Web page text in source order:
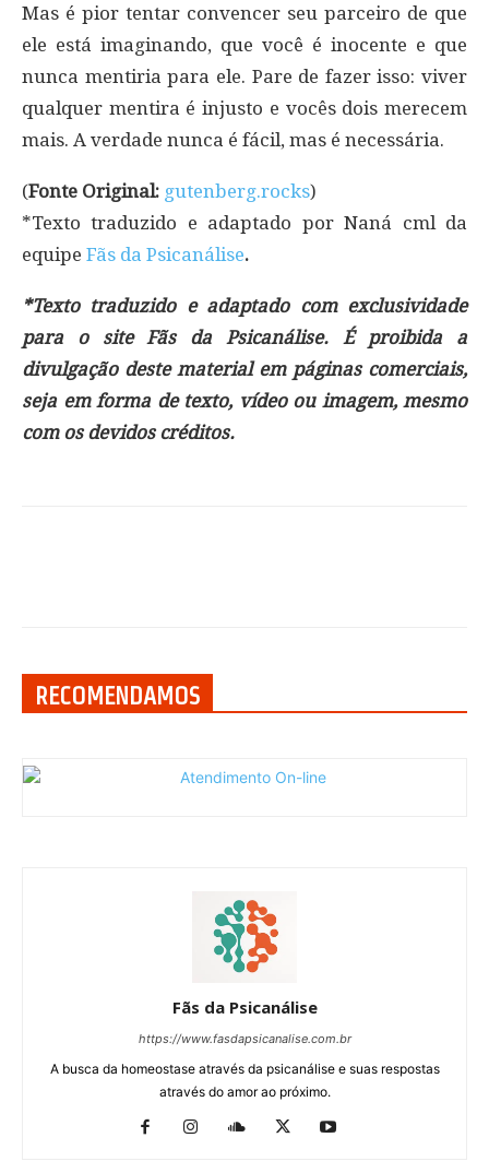
Mas é pior tentar convencer seu parceiro de que
ele está imaginando, que você é inocente e que
nunca mentiria para ele. Pare de fazer isso: viver
qualquer mentira é injusto e vocês dois merecem
mais. A verdade nunca é fácil, mas é necessária.
(Fonte Original: gutenberg.rocks)
*Texto traduzido e adaptado por Naná cml da
equipe Fãs da Psicanálise.
*Texto traduzido e adaptado com exclusividade
para o site Fãs da Psicanálise. É proibida a
divulgação deste material em páginas comerciais,
seja em forma de texto, vídeo ou imagem, mesmo
com os devidos créditos.
RECOMENDAMOS
Fãs da Psicanálise
https://www.fasdapsicanalise.com.br
A busca da homeostase através da psicanálise e suas respostas
através do amor ao próximo.